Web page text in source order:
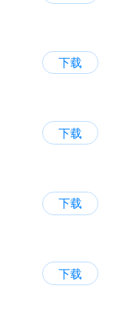
下载
下载
下载
下载